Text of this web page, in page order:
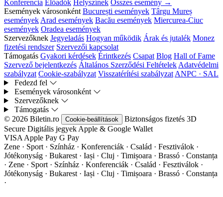
Konferencia Előadók Helyszínek Összes esemény →
Események városonként București események Târgu Mureș
események Arad események Bacău események Miercurea-Ciuc
események Oradea események
Szervezőknek Jegyeladás Hogyan működik Árak és jutalék Monez
fizetési rendszer Szervezői kapcsolat
Támogatás Gyakori kérdések Érintkezés Csapat Blog Hall of Fame
Szervező bejelentkezés Általános Szerződési Feltételek Adatvédelmi
szabályzat Cookie-szabályzat Visszatérítési szabályzat ANPC · SAL
Fedezd fel
Események városonként
Szervezőknek
Támogatás
© 2026 Biletin.ro
Cookie-beállítások Biztonságos fizetés 3D
Secure Digitális jegyek Apple & Google Wallet
VISA Apple Pay G Pay
Zene · Sport · Színház · Konferenciák · Család · Fesztiválok ·
Jótékonyság · Bukarest · Iași · Cluj · Timișoara · Brassó · Constanța
· Zene · Sport · Színház · Konferenciák · Család · Fesztiválok ·
Jótékonyság · Bukarest · Iași · Cluj · Timișoara · Brassó · Constanța
·